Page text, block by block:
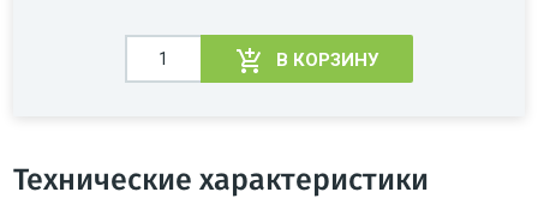
В КОРЗИНУ
Технические характеристики